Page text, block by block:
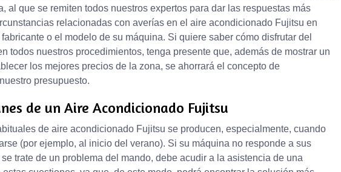
al que se remiten todos nuestros expertos para dar las respuestas más
relacionadas con averías en el aire acondicionado Fujitsu en
o el modelo de su máquina. Si quiere saber cómo disfrutar del
todos nuestros procedimientos, tenga presente que, además de mostrar un
los mejores precios de la zona, se ahorrará el concepto de
presupuesto.
de un Aire Acondicionado Fujitsu
de aire acondicionado Fujitsu se producen, especialmente, cuando
(por ejemplo, al inicio del verano). Si su máquina no responde a sus
trate de un problema del mando, debe acudir a la asistencia de una